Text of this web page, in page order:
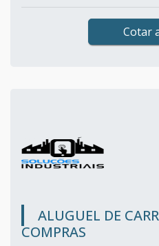
Cotar
ALUGUEL DE
COMPRAS